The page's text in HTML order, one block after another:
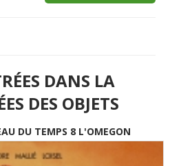
DANS LA
DES OBJETS
DU TEMPS 8 L'OMEGON